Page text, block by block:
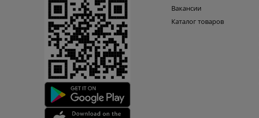
Вакансии
Каталог товаров